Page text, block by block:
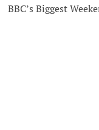
BBC’s Biggest